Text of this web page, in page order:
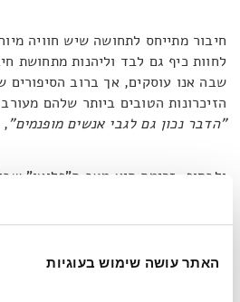
האתר עושה שימוש בעוגיות
חיבור מתייחס לתחושה שיש חוויה
לחוות כיף גם לבד וליהנות מתחושת
שבה אנו עוסקים, אך ברוב
הזיכרונות הטובים ביותר שלהם
"הדבר נכון גם לגבי אנשים מופנמים",
ולבסוף, זרימה היא מצב ה"פלואו"
וממוקדים במה שאנחנו עושים
ויכוח, אבל אי אפשר ליהנות אם אתם